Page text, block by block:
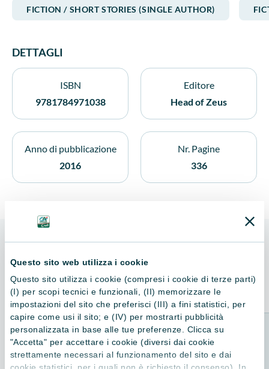
Questo sito web utilizza i cookie
Questo sito utilizza i cookie (compresi i cookie di terze parti)
(I) per scopi tecnici e funzionali, (II) memorizzare le
impostazioni del sito che preferisci (III) a fini statistici, per
capire come usi il sito; e (IV) per mostrarti pubblicità
personalizzata in base alle tue preferenze. Clicca su
"Accetta" per accettare i cookie (diversi dai cookie
strettamente necessari al funzionamento del sito e dai
cookie statistici, per i quali non è richiesto il consenso). In
FICTION / SHORT STORIES (SINGLE AUTHOR)
DETTAGLI
ISBN
9781784971038
Editore
Head of Zeus
Anno di pubblicazione
2016
Nr. Pagine
336
Consigliati per te